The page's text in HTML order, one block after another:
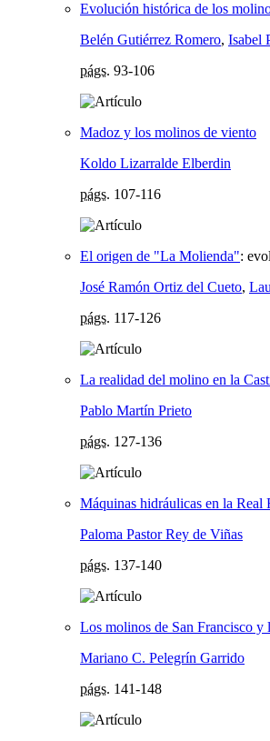
Evolución histórica de los
Belén Gutiérrez Romero, Isabel
págs. 93-106
Madoz y los molinos de viento
Koldo Lizarralde Elberdin
págs. 107-116
El origen de "La Molienda":
José Ramón Ortiz del Cueto,
págs. 117-126
La realidad del molino en la
Pablo Martín Prieto
págs. 127-136
Máquinas hidráulicas en la
Paloma Pastor Rey de Viñas
págs. 137-140
Los molinos de San Francisco y
Mariano C. Pelegrín Garrido
págs. 141-148